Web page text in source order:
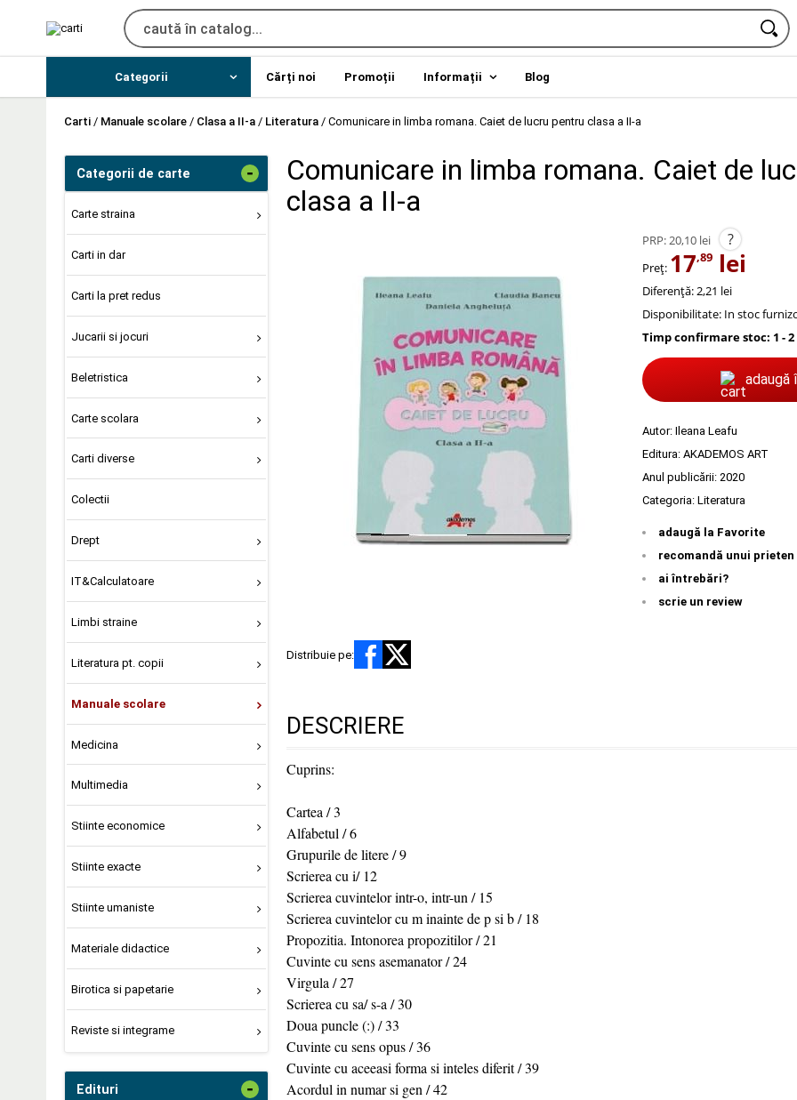
Categorii Cărți noi Promoții Informații Blog
Carti / Manuale scolare / Clasa a II-a / Literatura / Comunicare in limba romana. Caiet de lucru pentru clasa a II-a
Categorii de carte -
Carte straina
Carti in dar
Carti la pret redus
Jucarii si jocuri
Beletristica
Carte scolara
Carti diverse
Colectii
Drept
IT&Calculatoare
Limbi straine
Literatura pt. copii
Manuale scolare
Medicina
Multimedia
Stiinte economice
Stiinte exacte
Stiinte umaniste
Materiale didactice
Birotica si papetarie
Reviste si integrame
Edituri -
Comunicare in limba romana. Caiet de
clasa a II-a
PRP:20,10 lei ?
Preț: 17,89 lei
Diferență: 2,21 lei
Disponibilitate: In stoc
Timp confirmare stoc: 1 -
adaugă
Autor: Ileana Leafu
Editura: AKADEMOS ART
Anul publicării: 2020
Categoria: Literatura
adaugă la Favorite
recomandă unui prieten
ai întrebări?
scrie un review
Distribuie pe:
DESCRIERE
Cuprins:
Cartea / 3
Alfabetul / 6
Grupurile de litere / 9
Scrierea cu i/ 12
Scrierea cuvintelor intr-o, intr-un / 15
Scrierea cuvintelor cu m inainte de p si b / 18
Propozitia. Intonorea propozitilor / 21
Cuvinte cu sens asemanator / 24
Virgula / 27
Scrierea cu sa/ s-a / 30
Doua puncle (:) / 33
Cuvinte cu sens opus / 36
Cuvinte cu aceeasi forma si inteles diferit / 39
Acordul in numar si gen / 42